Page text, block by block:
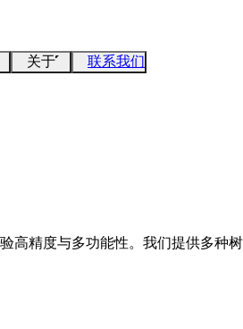
关于 联系我们
高精度与多功能性。我们提供多